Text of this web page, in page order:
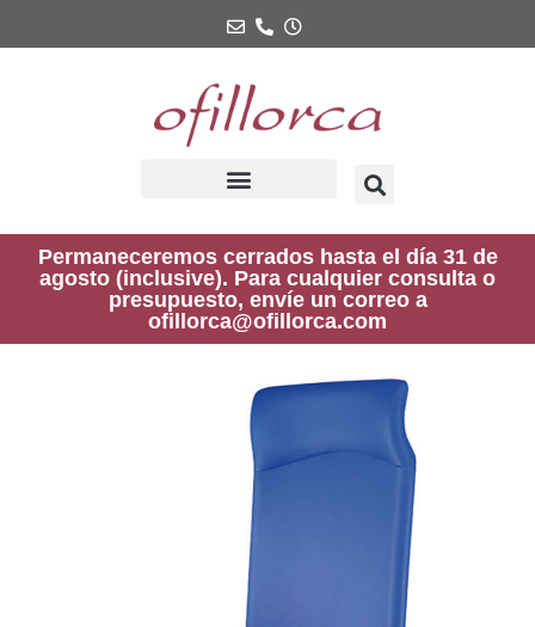
Permaneceremos cerrados hasta el día 31 de
agosto (inclusive). Para cualquier consulta o
presupuesto, envíe un correo a
ofillorca@ofillorca.com